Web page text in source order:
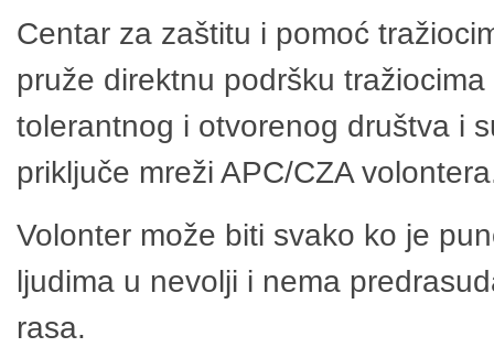
Centar za zaštitu i pomoć
pruže direktnu podršku
tolerantnog i otvorenog društva i
priključe mreži APC/CZA
Volonter može biti svako ko je
ljudima u nevolji i nema
rasa.